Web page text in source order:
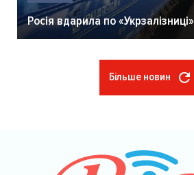
Росія вдарила по «Укрзалізниці»
Більше новин